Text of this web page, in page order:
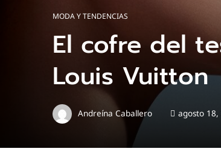
MODA Y TENDENCIAS
El cofre del
Louis Vuitton
Andreína Caballero agosto 18,